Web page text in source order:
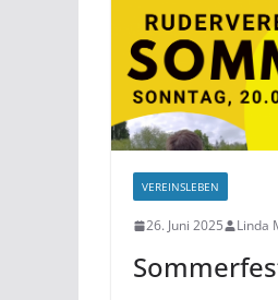
VEREINSLEBEN
26. Juni 2025 Linda